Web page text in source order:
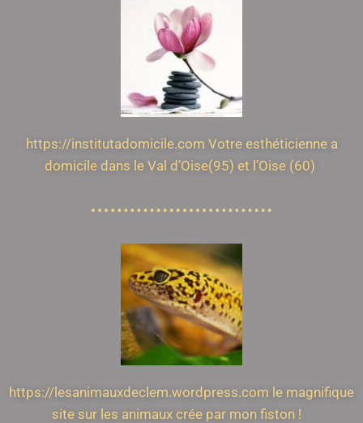
https://institutadomicile.com Votre esthéticienne a
domicile dans le Val d’Oise(95) et l’Oise (60)
https://lesanimauxdeclem.wordpress.com le magnifique
site sur les animaux crée par mon fiston !